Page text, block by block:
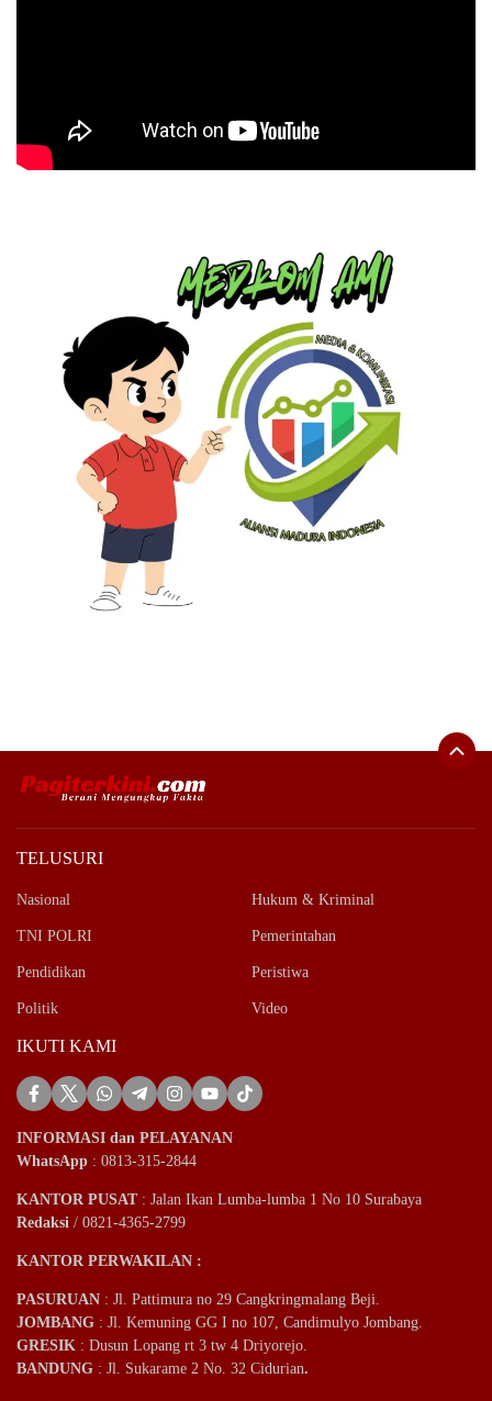
TELUSURI
Nasional Hukum & Kriminal
TNI POLRI Pemerintahan
Pendidikan Peristiwa
Politik Video
IKUTI KAMI
INFORMASI dan PELAYANAN
WhatsApp : 0813-315-2844
KANTOR PUSAT: Jalan Ikan Lumba-lumba 1 No 10 Surabaya
Redaksi / 0821-4365-2799
KANTOR PERWAKILAN :
PASURUAN : Jl. Pattimura no 29 Cangkringmalang Beji.
JOMBANG : Jl. Kemuning GG I no 107, Candimulyo Jombang.
GRESIK : Dusun Lopang rt 3 tw 4 Driyorejo.
BANDUNG : Jl. Sukarame 2 No. 32 Cidurian.